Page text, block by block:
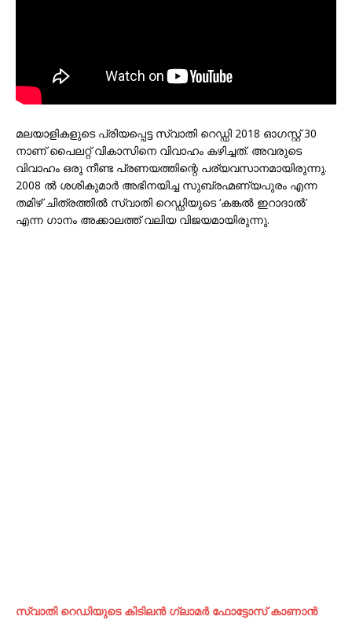
മലയാളികളുടെ പ്രിയപ്പെട്ട സ്വാതി റെഡ്ഡി 2018 ഓഗസ്റ്റ് 30
നാണ് പൈലറ്റ് വികാസിനെ വിവാഹം കഴിച്ചത്. അവരുടെ
വിവാഹം ഒരു നീണ്ട പ്രണയത്തിന്റെ പര്യവസാനമായിരുന്നു.
2008 ൽ ശശികുമാർ അഭിനയിച്ച സുബ്രഹ്മണ്യപുരം എന്ന
തമിഴ് ചിത്രത്തിൽ സ്വാതി റെഡ്ഡിയുടെ ‘കങ്കൽ ഇറാദാൽ’
എന്ന ഗാനം അക്കാലത്ത് വലിയ വിജയമായിരുന്നു.
സ്വാതി റെഡിയുടെ കിടിലന്‍ ഗ്ലാമര്‍ ഫോട്ടോസ് കാണാന്‍